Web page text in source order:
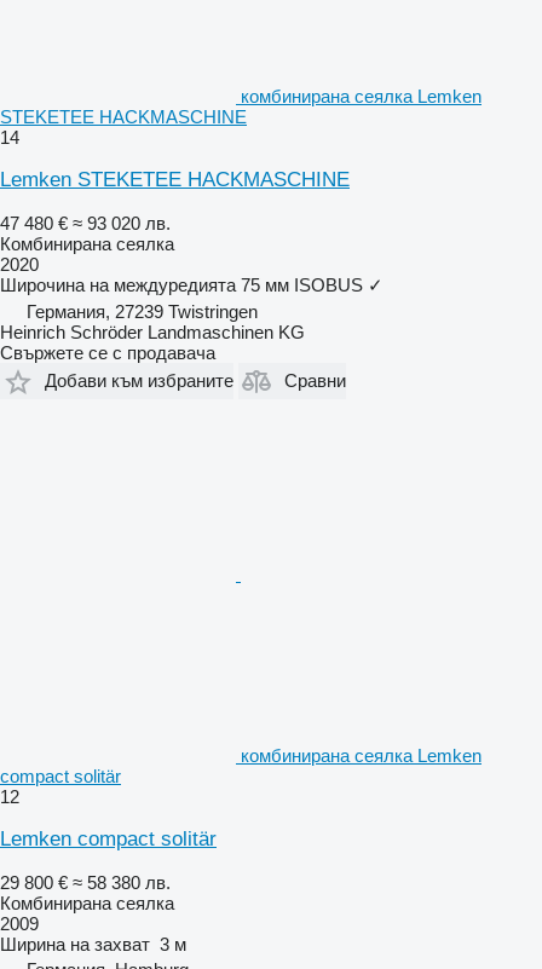
комбинирана сеялка Lemken
STEKETEE HACKMASCHINE
14
Lemken STEKETEE HACKMASCHINE
47 480 € ≈ 93 020 лв.
Комбинирана сеялка
2020
Широчина на междуредията 75 мм ISOBUS ✓
Германия, 27239 Twistringen
Heinrich Schröder Landmaschinen KG
Свържете се с продавача
Добави към избраните
Сравни
комбинирана сеялка Lemken
compact solitär
12
Lemken compact solitär
29 800 € ≈ 58 380 лв.
Комбинирана сеялка
2009
Ширина на захват 3 м